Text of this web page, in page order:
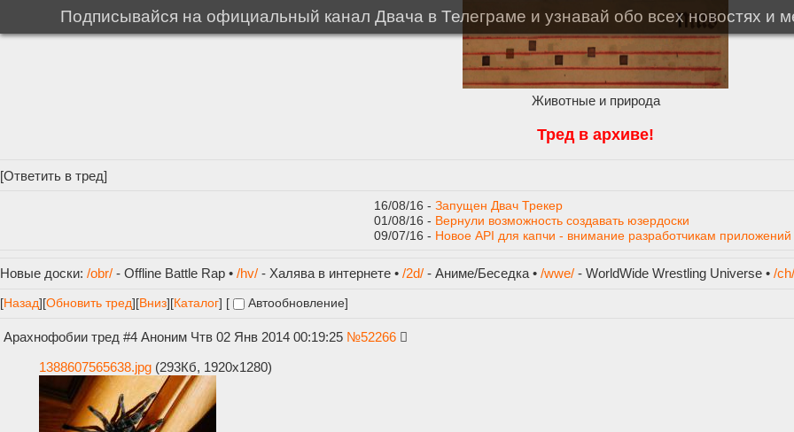
Животные и природа
Тред в архиве!
[Ответить в тред]
16/08/16 - Запущен Двач Трекер
01/08/16 - Вернули возможность создавать юзердоски
09/07/16 - Новое API для капчи - внимание разработчикам приложений
Новые доски: /obr/ - Offline Battle Rap • /hv/ - Халява в интернете • /2d/ - Аниме/Беседка • /wwe/ - WorldWide Wrestling Universe • /ch/
[Назад] [Обновить тред] [Вниз][Каталог] [ Автообновление]
Арахнофобии тред #4 Аноним Чтв 02 Янв 2014 00:19:25 №52266
1388607565638.jpg (293Кб, 1920x1280)
Подписывайся на официальный канал Двача в Телеграме и узнавай обо всех новостях и